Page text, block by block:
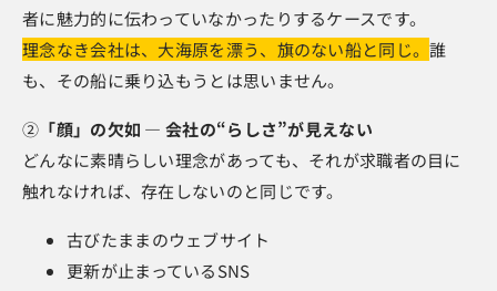
者に魅力的に伝わっていなかったりするケースです。
理念なき会社は、大海原を漂う、旗のない船と同じ。誰
も、その船に乗り込もうとは思いません。
② 「顔」の欠如 ― 会社の“らしさ”が見えない
どんなに素晴らしい理念があっても、それが求職者の目に
触れなければ、存在しないのと同じです。
古びたままのウェブサイト
更新が止まっているSNS